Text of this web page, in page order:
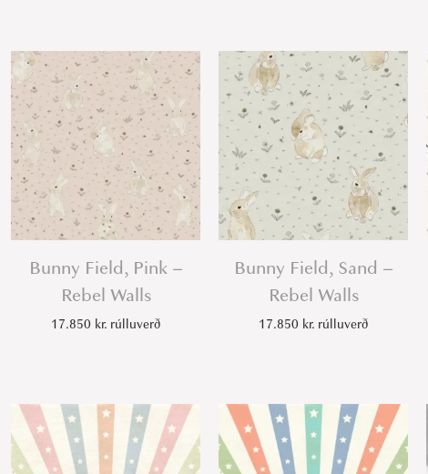
l
s
u
a
n
t
Bunny Field, Pink –
Rebel Walls
17.850 kr. rúlluverð
Bunny Field, Sand –
Rebel Walls
17.850 kr. rúlluverð